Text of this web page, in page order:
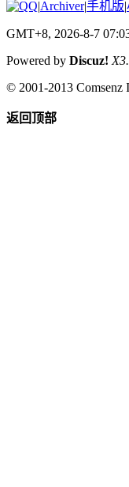
|Archiver|手机版|
GMT+8, 2026-8-7
Powered by Discuz!
© 2001-2013 Comsenz
返回顶部